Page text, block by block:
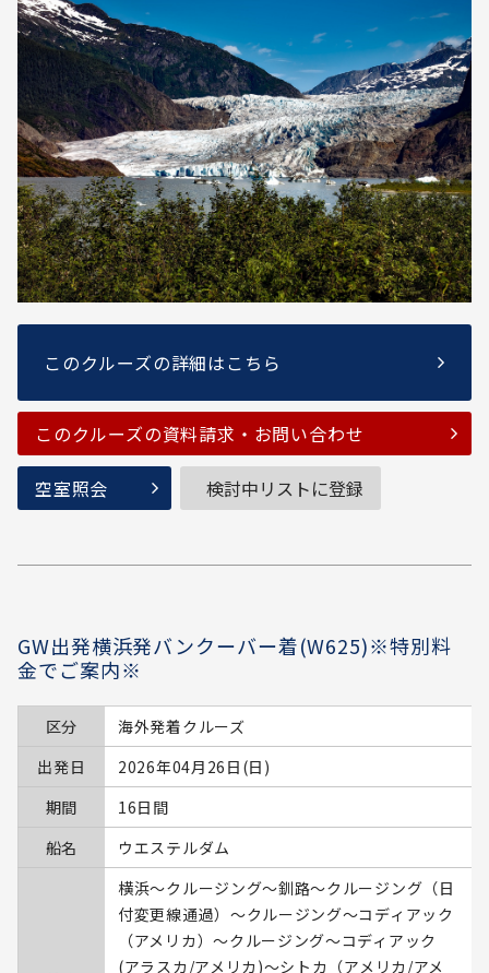
このクルーズの詳細はこちら
このクルーズの資料請求・お問い合わせ
空室照会 検討中リストに登録
GW出発横浜発バンクーバー着(W625)※特別料
金でご案内※
区分
海外発着クルーズ
出発日
2026年04月26日(日)
期間
16日間
船名
ウエステルダム
横浜～クルージング～釧路～クルージング（日
付変更線通過）～クルージング～コディアック
（アメリカ）～クルージング～コディアック
(アラスカ/アメリカ)～シトカ（アメリカ/アメ